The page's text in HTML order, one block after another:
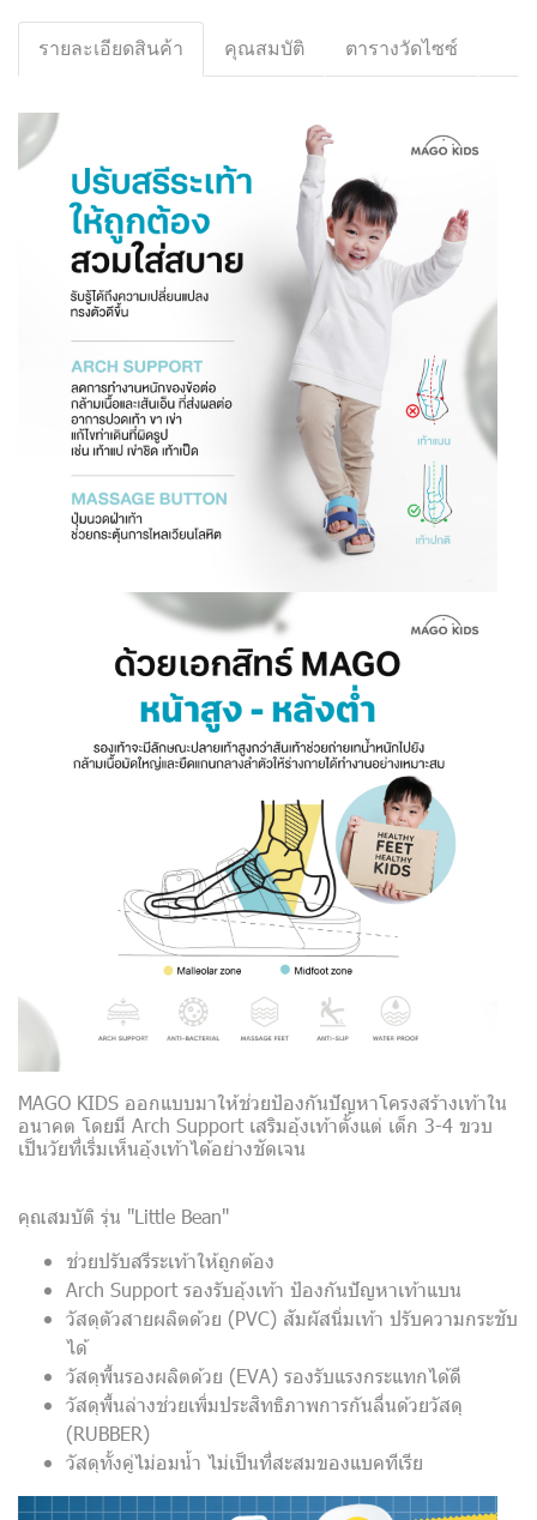
รายละเอียดสินค้า คุณสมบัติ ตารางวัดไซซ์
MAGO KIDS ออกแบบมาให้ช่วยป้องกันปัญหาโครงสร้างเท้าใน
อนาคต โดยมี Arch Support เสริมอุ้งเท้าตั้งแต่ เด็ก 3-4 ขวบ
เป็นวัยที่เริ่มเห็นอุ้งเท้าได้อย่างชัดเจน
คุณสมบัติ รุ่น "Little Bean"
ช่วยปรับสรีระเท้าให้ถูกต้อง
Arch Support รองรับอุ้งเท้า ป้องกันปัญหาเท้าแบน
วัสดุตัวสายผลิตด้วย (PVC) สัมผัสนิ่มเท้า ปรับความกระชับ
ได้
วัสดุพื้นรองผลิตด้วย (EVA) รองรับแรงกระแทกได้ดี
วัสดุพื้นล่างช่วยเพิ่มประสิทธิภาพการกันลื่นด้วยวัสดุ
(RUBBER)
วัสดุทั้งคู่ไม่อมน้ำ ไม่เป็นที่สะสมของแบคทีเรีย